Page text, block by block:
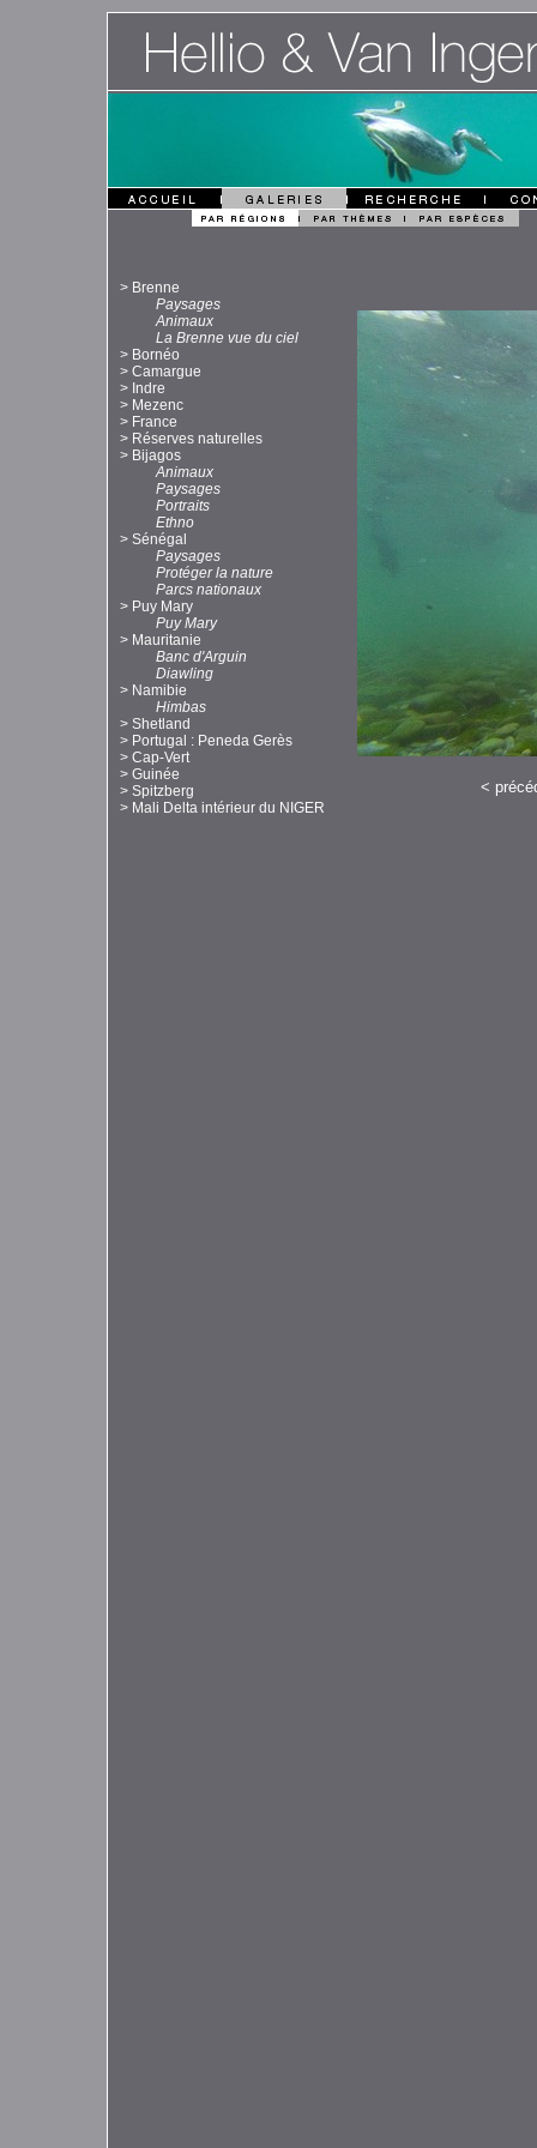
> Brenne
Paysages
Animaux
La Brenne vue du ciel
> Bornéo
> Camargue
> Indre
> Mezenc
> France
> Réserves naturelles
> Bijagos
Animaux
Paysages
Portraits
Ethno
> Sénégal
Paysages
Protéger la nature
Parcs nationaux
> Puy Mary
Puy Mary
> Mauritanie
Banc d'Arguin
Diawling
> Namibie
Himbas
> Shetland
> Portugal : Peneda Gerès
> Cap-Vert
> Guinée
> Spitzberg
> Mali Delta intérieur du NIGER
<